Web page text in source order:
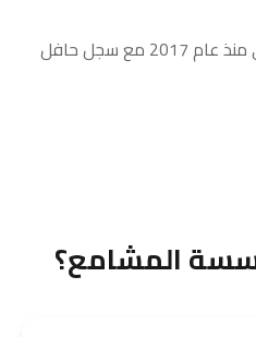
نعمل في السوق الكويتي منذ عام 2017 مع سجل حافل
المشامع؟